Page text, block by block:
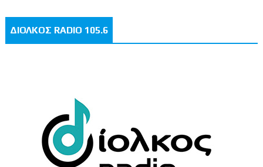
ΔΙΟΛΚΟΣ RADIO 105.6